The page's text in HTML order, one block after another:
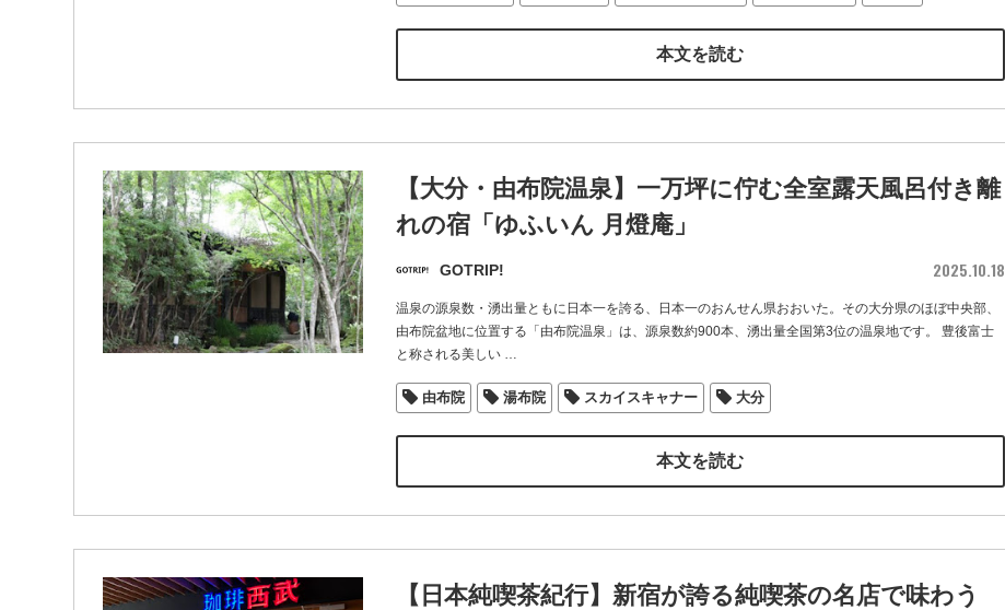
本文を読む
【大分・由布院温泉】一万坪に佇む全室露天風呂付き離
れの宿「ゆふいん 月燈庵」
GOTRIP! 2025.10.18
温泉の源泉数・湧出量ともに日本一を誇る、日本一のおんせん県おおいた。その大分県のほぼ中央部、
由布院盆地に位置する「由布院温泉」は、源泉数約900本、湧出量全国第3位の温泉地です。 豊後富士
と称される美しい…
由布院 湯布院 スカイスキャナー 大分
本文を読む
【日本純喫茶紀行】新宿が誇る純喫茶の名店で味わう